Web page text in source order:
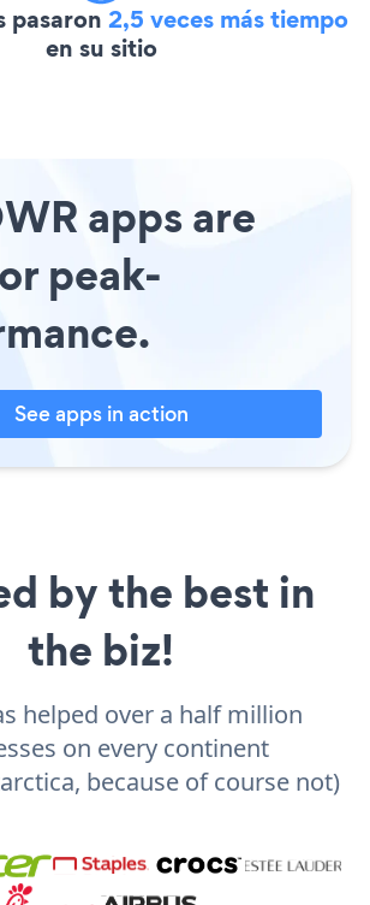
pasaron 2,5 veces más tiempo
en su sitio
apps are
peak-
See apps in action
by the best in
the biz!
helped over a half million
on every continent
because of course not)